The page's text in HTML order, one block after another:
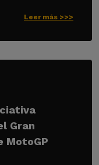
Leer más >>>
Gran
MotoGP